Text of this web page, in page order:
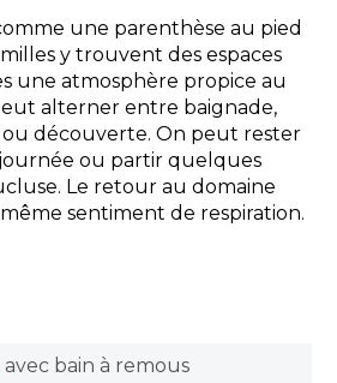
une parenthèse au pied
y trouvent des espaces
une atmosphère propice au
alterner entre baignade,
ou découverte. On peut rester
ou partir quelques
Le retour au domaine
sentiment de respiration.
avec bain à remous